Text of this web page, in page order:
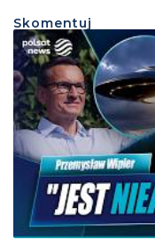
Skomentuj